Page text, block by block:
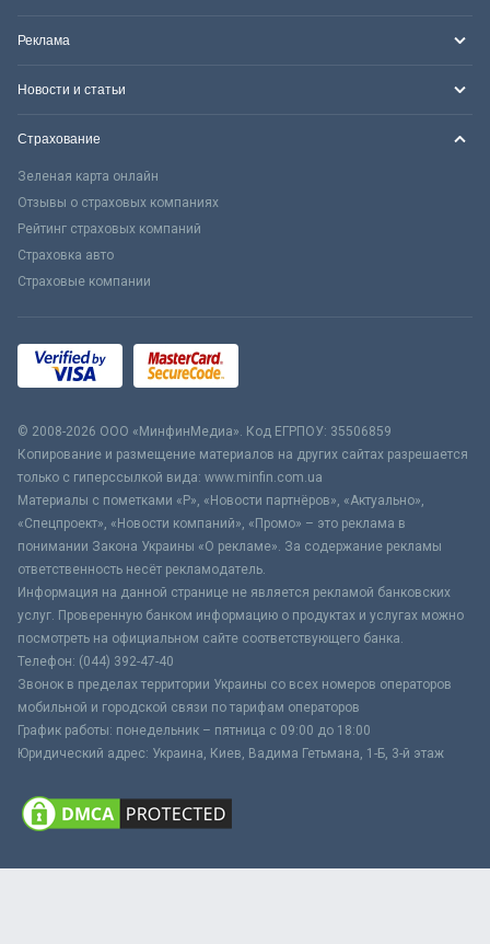
Реклама
Новости и статьи
Страхование
Зеленая карта онлайн
Отзывы о страховых компаниях
Рейтинг страховых компаний
Страховка авто
Страховые компании
© 2008-2026 ООО «МинфинМедиа». Код ЕГРПОУ: 35506859
Копирование и размещение материалов на других сайтах разрешается
только с гиперссылкой вида: www.minfin.com.ua
Материалы с пометками «Р», «Новости партнёров», «Актуально»,
«Спецпроект», «Новости компаний», «Промо» – это реклама в
понимании Закона Украины «О рекламе». За содержание рекламы
ответственность несёт рекламодатель.
Информация на данной странице не является рекламой банковских
услуг. Проверенную банком информацию о продуктах и услугах можно
посмотреть на официальном сайте соответствующего банка.
Телефон: (044) 392-47-40
Звонок в пределах территории Украины со всех номеров операторов
мобильной и городской связи по тарифам операторов
График работы: понедельник – пятница с 09:00 до 18:00
Юридический адрес: Украина, Киев, Вадима Гетьмана, 1-Б, 3-й этаж